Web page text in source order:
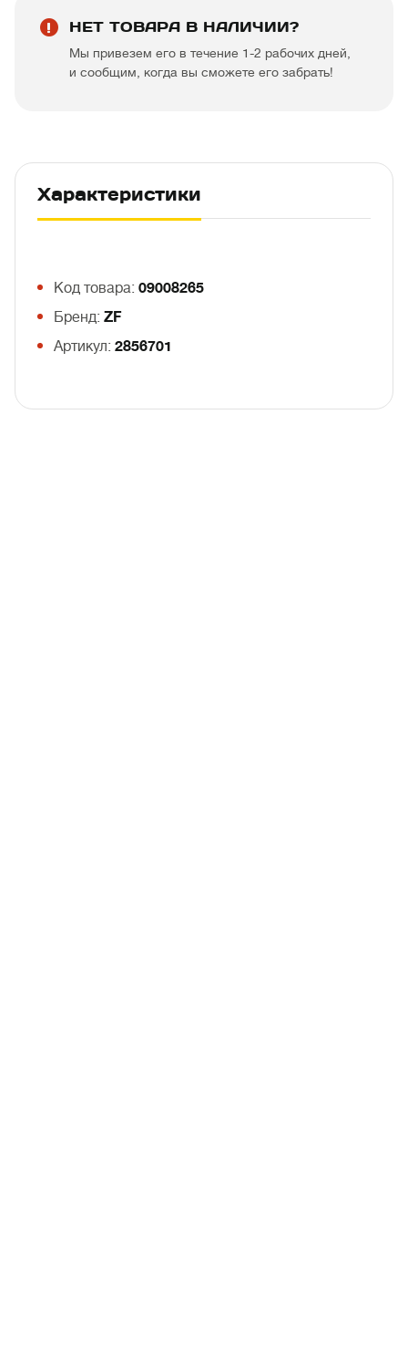
НЕТ ТОВАРА В НАЛИЧИИ?
Мы привезем его в течение 1-2 рабочих дней,
и сообщим, когда вы сможете его забрать!
Характеристики
Код товара: 09008265
Бренд: ZF
Артикул: 2856701